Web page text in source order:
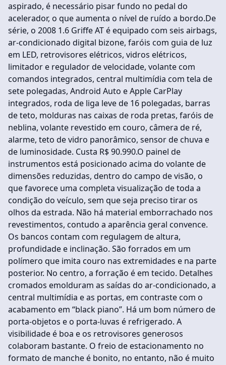
aspirado, é necessário pisar fundo no pedal do
acelerador, o que aumenta o nível de ruído a bordo.De
série, o 2008 1.6 Griffe AT é equipado com seis airbags,
ar-condicionado digital bizone, faróis com guia de luz
em LED, retrovisores elétricos, vidros elétricos,
limitador e regulador de velocidade, volante com
comandos integrados, central multimídia com tela de
sete polegadas, Android Auto e Apple CarPlay
integrados, roda de liga leve de 16 polegadas, barras
de teto, molduras nas caixas de roda pretas, faróis de
neblina, volante revestido em couro, câmera de ré,
alarme, teto de vidro panorâmico, sensor de chuva e
de luminosidade. Custa R$ 90.990.O painel de
instrumentos está posicionado acima do volante de
dimensões reduzidas, dentro do campo de visão, o
que favorece uma completa visualização de toda a
condição do veículo, sem que seja preciso tirar os
olhos da estrada. Não há material emborrachado nos
revestimentos, contudo a aparência geral convence.
Os bancos contam com regulagem de altura,
profundidade e inclinação. São forrados em um
polímero que imita couro nas extremidades e na parte
posterior. No centro, a forração é em tecido. Detalhes
cromados emolduram as saídas do ar-condicionado, a
central multimídia e as portas, em contraste com o
acabamento em “black piano”. Há um bom número de
porta-objetos e o porta-luvas é refrigerado. A
visibilidade é boa e os retrovisores generosos
colaboram bastante. O freio de estacionamento no
formato de manche é bonito, no entanto, não é muito